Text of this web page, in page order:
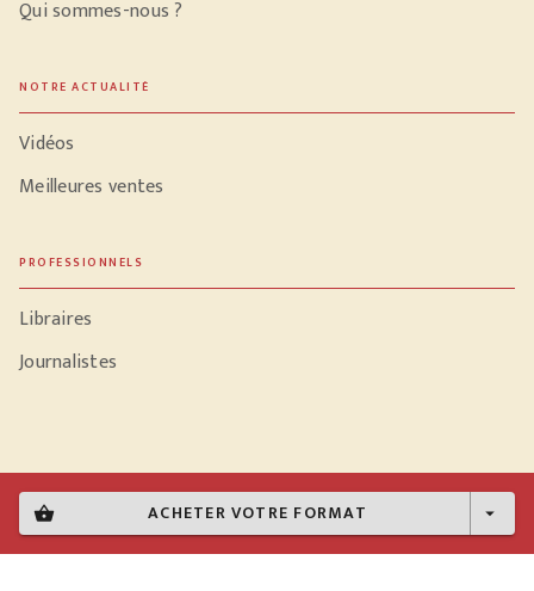
shopping_basket ACHETER VOTRE FORMAT arrow_drop_down
Qui sommes-nous ?
NOTRE ACTUALITÉ
Vidéos
Meilleures ventes
PROFESSIONNELS
Libraires
Journalistes
Données personnelles
Paramétrer vos cookies
Mentions légales